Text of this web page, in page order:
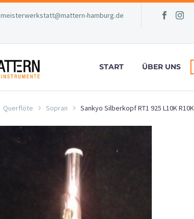
meisterwerkstatt@mattern-hamburg.de
START ÜBER UNS
Querflöte Sopran Sankyo Silberkopf RT1 925 L10K R10K